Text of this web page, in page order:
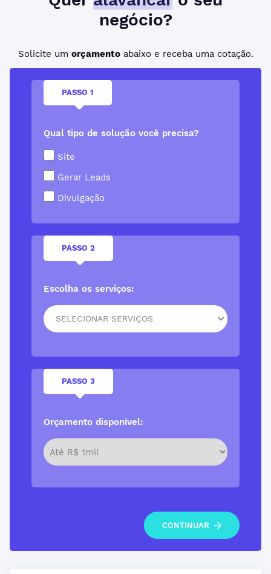
negócio?
Solicite um orçamentoabaixo e receba uma cotação.
PASSO 1
Qual tipo de solução você precisa?
Site
Gerar Leads
Divulgação
PASSO 2
Escolha os serviços:
SELECIONAR SERVIÇOS
PASSO 3
Orçamento disponível:
CONTINUAR